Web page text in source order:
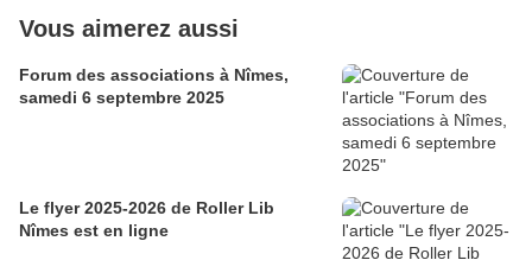
Vous aimerez aussi
Forum des associations à Nîmes,
samedi 6 septembre 2025
Le flyer 2025-2026 de Roller Lib
Nîmes est en ligne